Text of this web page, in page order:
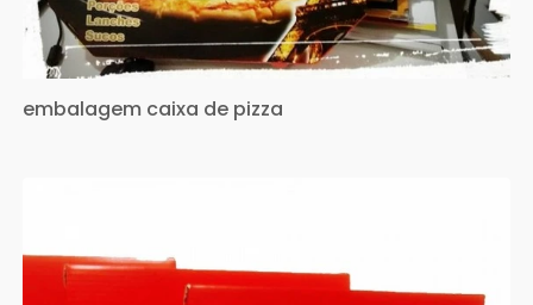
embalagem caixa de pizza